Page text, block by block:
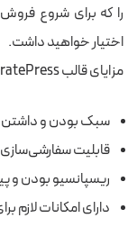
را که برای شروع
اختیار خواهید داشت.
مزایای قالب GeneratePress
سبک بودن و داشتن
قابلیت
ریسپانسیو بودن و
دارای امکانات لازم